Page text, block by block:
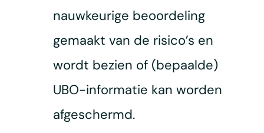
nauwkeurige beoordeling
gemaakt van de risico’s en
wordt bezien of (bepaalde)
UBO-informatie kan worden
afgeschermd.